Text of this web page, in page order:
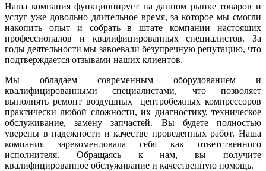
Наша компания функционирует на данном рынке товаров и
услуг уже довольно длительное время, за которое мы смогли
накопить опыт и собрать в штате компании настоящих
профессионалов и квалифицированных специалистов. За
годы деятельности мы завоевали безупречную репутацию, что
подтверждается отзывами наших клиентов.
Мы обладаем современным оборудованием и
квалифицированными специалистами, что позволяет
выполнять ремонт воздушных центробежных компрессоров
практически любой сложности, их диагностику, техническое
обслуживание, замену запчастей. Вы будете полностью
уверены в надежности и качестве проведенных работ. Наша
компания зарекомендовала себя как ответственного
исполнителя. Обращаясь к нам, вы получите
квалифицированное обслуживание и качественную помощь.